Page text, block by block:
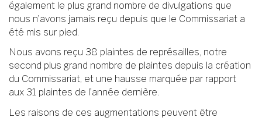
également le plus grand nombre de divulgations que
nous n’avons jamais reçu depuis que le Commissariat a
été mis sur pied.
Nous avons reçu 38 plaintes de représailles, notre
second plus grand nombre de plaintes depuis la création
du Commissariat, et une hausse marquée par rapport
aux 31 plaintes de l’année dernière.
Les raisons de ces augmentations peuvent être